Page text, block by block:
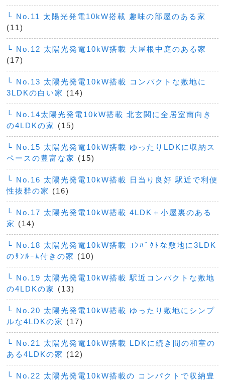
└ No.11 太陽光発電10kW搭載 趣味の部屋のある家
(11)
└ No.12 太陽光発電10kW搭載 大屋根中庭のある家
(17)
└ No.13 太陽光発電10kW搭載 コンパクトな敷地に
3LDKの白い家 (14)
└ No.14太陽光発電10kW搭載 北玄関に全居室南向き
の4LDKの家 (15)
└ No.15 太陽光発電10kW搭載 ゆったりLDKに収納ス
ペースの豊富な家 (15)
└ No.16 太陽光発電10kW搭載 日当り良好 駅近で利便
性抜群の家 (16)
└ No.17 太陽光発電10kW搭載 4LDK＋小屋裏のある
家 (14)
└ No.18 太陽光発電10kW搭載 ｺﾝﾊﾟｸﾄな敷地に3LDK
のｻﾝﾙｰﾑ付きの家 (10)
└ No.19 太陽光発電10kW搭載 駅近コンパクトな敷地
の4LDKの家 (13)
└ No.20 太陽光発電10kW搭載 ゆったり敷地にシンプ
ルな4LDKの家 (17)
└ No.21 太陽光発電10kW搭載 LDKに続き間の和室の
ある4LDKの家 (12)
└ No.22 太陽光発電10kW搭載の コンパクトで収納豊